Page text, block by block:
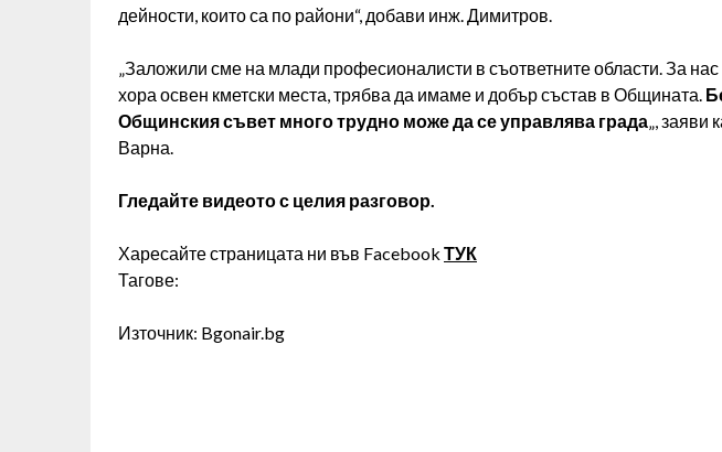
дейности, които са по райони“, добави инж. Димитров.
„Заложили сме на млади професионалисти в съответните области. За
хора освен кметски места, трябва да имаме и добър състав в Общината.
Общинския съвет много трудно може да се управлява града„, заяви
Варна.
Гледайте видеото с целия разговор.
Харесайте страницата ни във Facebook ТУК
Тагове:
Източник: Bgonair.bg